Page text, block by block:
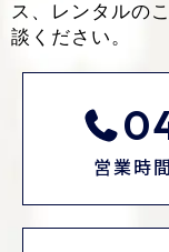
ス、レンタルの
談ください。
営業時